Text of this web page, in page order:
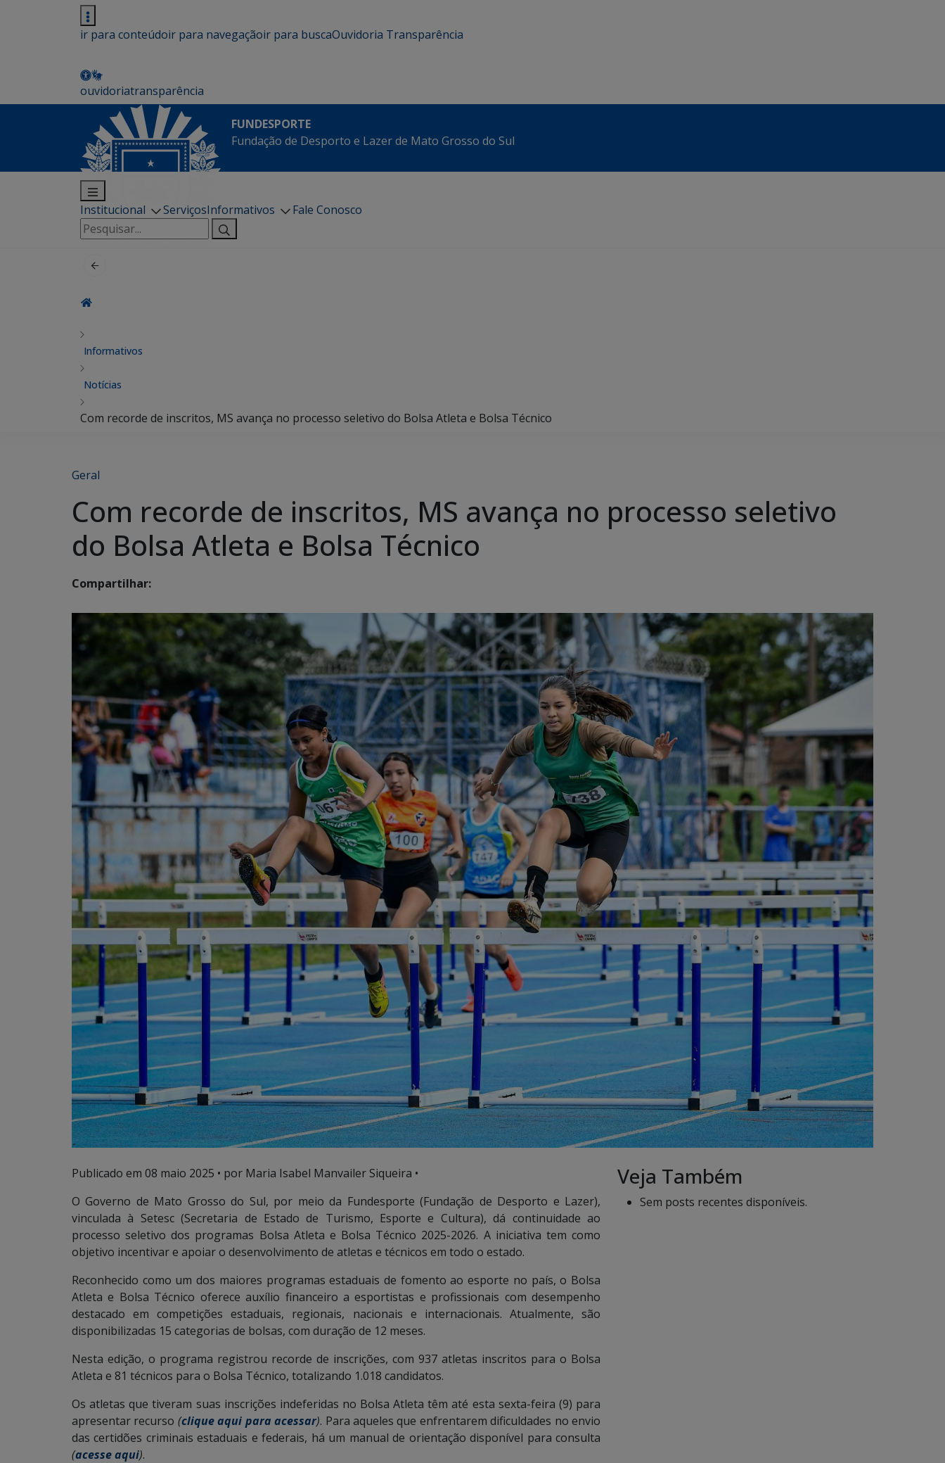
ir para conteúdoir para navegaçãoir para buscaOuvidoria Transparência
ouvidoriatransparência
FUNDESPORTE
Fundação de Desporto e Lazer de Mato Grosso do Sul
Institucional ServiçosInformativos
Fale Conosco
Pesquisar
por:
Informativos
Notícias
Com recorde de inscritos, MS avança no processo seletivo do Bolsa Atleta e Bolsa Técnico
Geral
Com recorde de inscritos, MS avança no processo seletivo
do Bolsa Atleta e Bolsa Técnico
Compartilhar:
Publicado em 08 maio 2025 • por Maria Isabel Manvailer Siqueira •
O Governo de Mato Grosso do Sul, por meio da Fundesporte (Fundação de Desporto e Lazer),
vinculada à Setesc (Secretaria de Estado de Turismo, Esporte e Cultura), dá continuidade ao
processo seletivo dos programas Bolsa Atleta e Bolsa Técnico 2025-2026. A iniciativa tem como
objetivo incentivar e apoiar o desenvolvimento de atletas e técnicos em todo o estado.
Reconhecido como um dos maiores programas estaduais de fomento ao esporte no país, o Bolsa
Atleta e Bolsa Técnico oferece auxílio financeiro a esportistas e profissionais com desempenho
destacado em competições estaduais, regionais, nacionais e internacionais. Atualmente, são
disponibilizadas 15 categorias de bolsas, com duração de 12 meses.
Nesta edição, o programa registrou recorde de inscrições, com 937 atletas inscritos para o Bolsa
Atleta e 81 técnicos para o Bolsa Técnico, totalizando 1.018 candidatos.
Os atletas que tiveram suas inscrições indeferidas no Bolsa Atleta têm até esta sexta-feira (9) para
apresentar recurso (clique aqui para acessar). Para aqueles que enfrentarem dificuldades no envio
das certidões criminais estaduais e federais, há um manual de orientação disponível para consulta
(acesse aqui).
Veja Também
Sem posts recentes disponíveis.